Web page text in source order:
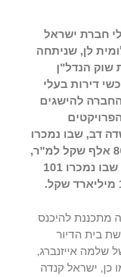
חברת ישראל
לן, שניתחה
שוק הנדל"ן
דירות בעלי
להישגים
דב, שבו נמכרו
דירות במחיר ממוצע של כ-80 אלף שקל למ"ר,
ופרויקט ריינבואו בתל אביב, שבו נמכרו 101
מתכננת להיכנס
בית הדיור
שלמה אייזנברג,
כמו כן, ישראל קנדה